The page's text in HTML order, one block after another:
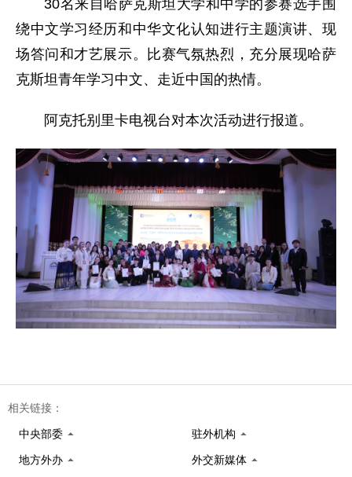
30名来自哈萨克斯坦大学和中学的参赛选手围
绕中文学习经历和中华文化认知进行主题演讲、现
场答问和才艺展示。比赛气氛热烈，充分展现哈萨
克斯坦青年学习中文、走近中国的热情。
阿克托别里卡电视台对本次活动进行报道。
相关链接：
中央部委 驻外机构
地方外办 外交新媒体